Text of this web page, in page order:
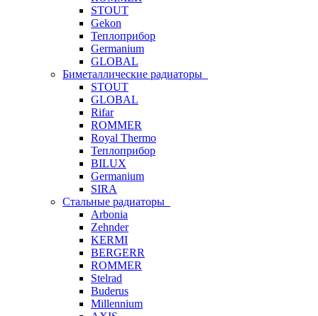
STOUT
Gekon
Теплоприбор
Germanium
GLOBAL
Биметаллические радиаторы
STOUT
GLOBAL
Rifar
ROMMER
Royal Thermo
Теплоприбор
BILUX
Germanium
SIRA
Стальные радиаторы
Arbonia
Zehnder
KERMI
BERGERR
ROMMER
Stelrad
Buderus
Millennium